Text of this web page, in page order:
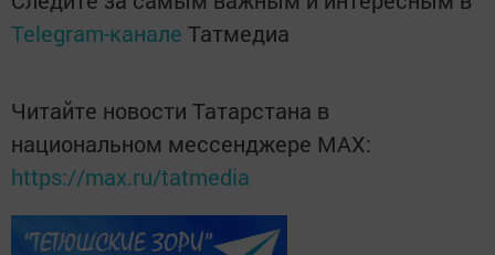
Telegram-канале Татмедиа
Читайте новости Татарстана в
национальном мессенджере MАХ:
https://max.ru/tatmedia